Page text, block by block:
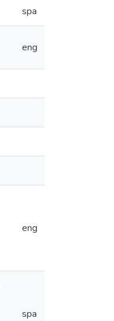
spa
eng
eng
spa